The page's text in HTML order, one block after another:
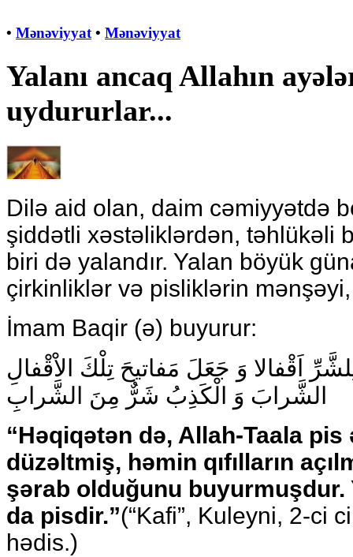
• Mənəviyyat • Mənəviyyat
Yalanı ancaq Allahın
uydururlar...
Dilə aid olan, daim cəmiyyətdə
şiddətli xəstəliklərdən, təhlükəli
biri də yalandır. Yalan böyük
çirkinliklər və pisliklərin mənşəyi,
İmam Baqir (ə) buyurur:
اَقْفالا وَ جَعَلَ مَفاتيحَ تِلْكَ الاْقْفالِ
الشَّرابَ وَ الْكَذِبُ شَرٌّ مِنَ الشَّرابِ
“Həqiqətən də, Allah-Taala pis
düzəltmiş, həmin qıfılların
şərab olduğunu buyurmuşdur.
da pisdir.”(“Kafi”, Kuleyni, 2-ci
hədis.)